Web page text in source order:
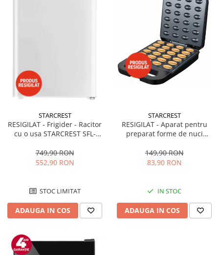
STARCREST
RESIGILAT - Frigider - Racitor
cu o usa STARCREST SFL-
92L, Iluminare interioara,H 83
cm, Alb
749,90 RON
552,90 RON
STOC LIMITAT
ADAUGA IN COS
STARCREST
RESIGILAT - Aparat pentru
preparat forme de nuci
forme, 1400W, Indicator
luminos, Placi antiaderente,
149,90 RON
83,90 RON
IN STOC
ADAUGA IN COS